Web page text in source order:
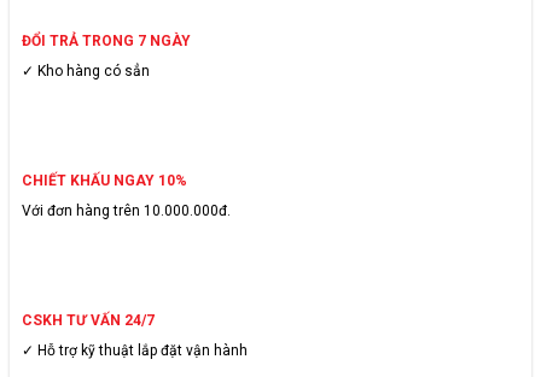
ĐỔI TRẢ TRONG 7 NGÀY
✓ Kho hàng có sẳn
CHIẾT KHẤU NGAY 10%
Với đơn hàng trên 10.000.000đ.
CSKH TƯ VẤN 24/7
✓ Hỗ trợ kỹ thuật lắp đặt vận hành